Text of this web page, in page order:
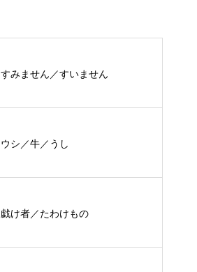
すみません／すいません
ウシ／牛／うし
戯け者／たわけもの